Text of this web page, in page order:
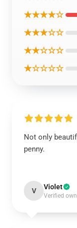
★★★★☆
★★★☆☆
★★☆☆☆
★☆☆☆☆
Not only
penny.
V Violet
Verified